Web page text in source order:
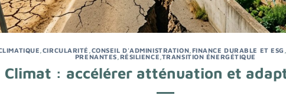
CIRCULARITÉ CONSEIL D'ADMINISTRATION FINANCE DURABLE ET ESG
PRENANTES RÉSILIENCE TRANSITION ÉNERGÉTIQUE
Climat : accélérer atténuation et